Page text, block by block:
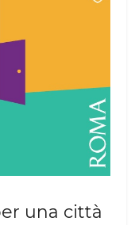
una città